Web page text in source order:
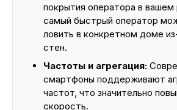
покрытия оператора в
самый быстрый оператор
ловить в конкретном доме
стен.
Частоты и агрегация:
смартфоны поддерживают
частот, что значительно
скорость.